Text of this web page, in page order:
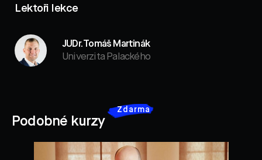
Lektoři lekce
JUDr. Tomáš Martinák
Univerzita Palackého
Podobné kurzy
Zdarma